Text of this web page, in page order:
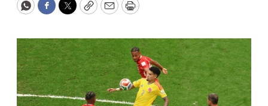
WhatsApp
Facebook
Twitter
CopyEmailPrint